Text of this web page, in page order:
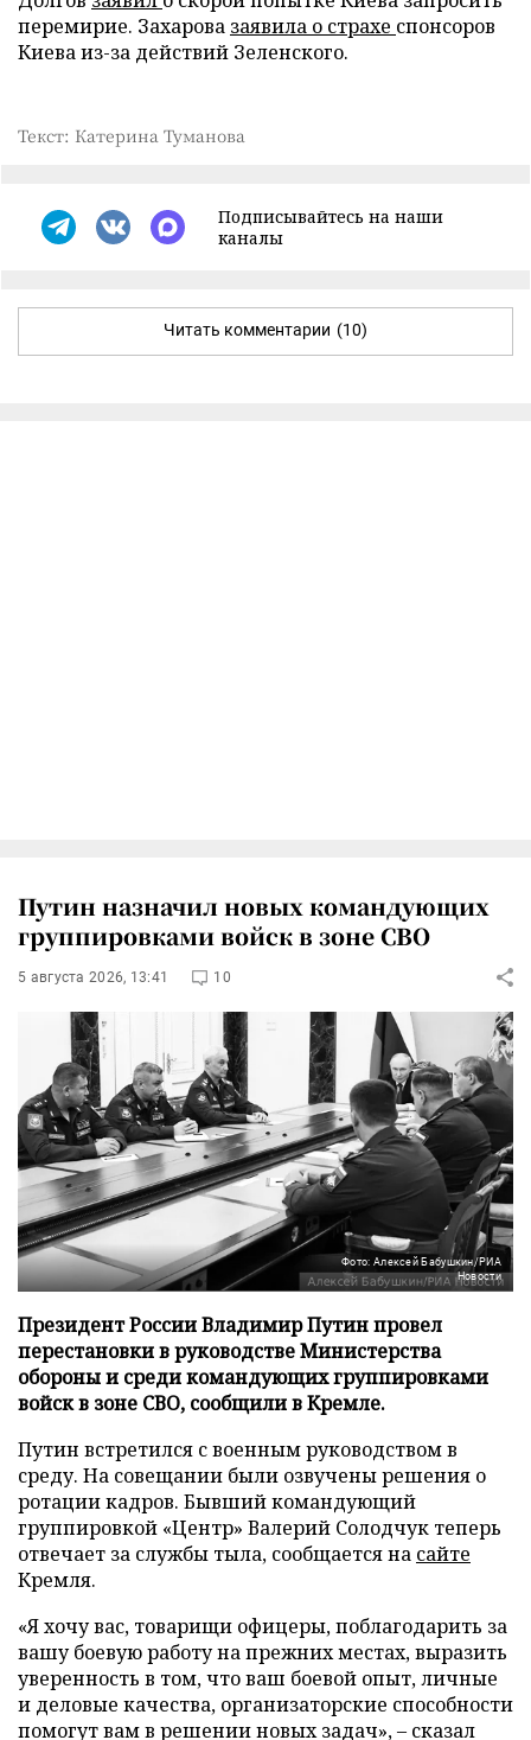
перемирие. Захарова заявила о страхе спонсоров
Киева из-за действий Зеленского.
Текст: Катерина Туманова
Подписывайтесь на наши
каналы
Читать комментарии (10)
Путин назначил новых командующих
группировками войск в зоне СВО
5 августа 2026, 13:41 10
Фото: Алексей Бабушкин/РИА
Новости
Президент России Владимир Путин провел
перестановки в руководстве Министерства
обороны и среди командующих группировками
войск в зоне СВО, сообщили в Кремле.
Путин встретился с военным руководством в
среду. На совещании были озвучены решения о
ротации кадров. Бывший командующий
группировкой «Центр» Валерий Солодчук теперь
отвечает за службы тыла, сообщается на сайте
Кремля.
«Я хочу вас, товарищи офицеры, поблагодарить за
вашу боевую работу на прежних местах, выразить
уверенность в том, что ваш боевой опыт, личные
и деловые качества, организаторские способности
помогут вам в решении новых задач», – сказал